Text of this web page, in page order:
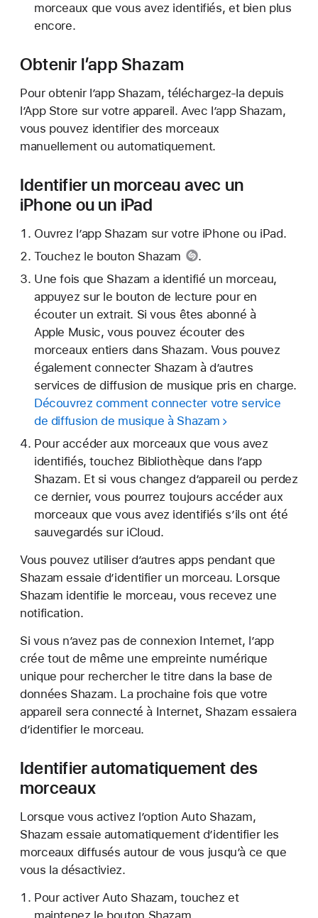
morceaux que vous avez identifiés, et bien plus
encore.
Obtenir l’app Shazam
Pour obtenir l’app Shazam, téléchargez-la depuis
l’App Store sur votre appareil. Avec l’app Shazam,
vous pouvez identifier des morceaux
manuellement ou automatiquement.
Identifier un morceau avec un
iPhone ou un iPad
Ouvrez l’app Shazam sur votre iPhone ou iPad.
Touchez le bouton Shazam
.
Une fois que Shazam a identifié un morceau,
appuyez sur le bouton de lecture pour en
écouter un extrait. Si vous êtes abonné à
Apple Music, vous pouvez écouter des
morceaux entiers dans Shazam. Vous pouvez
également connecter Shazam à d’autres
services de diffusion de musique pris en charge.
Découvrez comment connecter votre service
de diffusion de musique à Shazam
Pour accéder aux morceaux que vous avez
identifiés, touchez Bibliothèque dans l’app
Shazam. Et si vous changez d’appareil ou perdez
ce dernier, vous pourrez toujours accéder aux
morceaux que vous avez identifiés s’ils ont été
sauvegardés sur iCloud.
Vous pouvez utiliser d’autres apps pendant que
Shazam essaie d’identifier un morceau. Lorsque
Shazam identifie le morceau, vous recevez une
notification.
Si vous n’avez pas de connexion Internet, l’app
crée tout de même une empreinte numérique
unique pour rechercher le titre dans la base de
données Shazam. La prochaine fois que votre
appareil sera connecté à Internet, Shazam essaiera
d’identifier le morceau.
Identifier automatiquement des
morceaux
Lorsque vous activez l’option Auto Shazam,
Shazam essaie automatiquement d’identifier les
morceaux diffusés autour de vous jusqu’à ce que
vous la désactiviez.
Pour activer Auto Shazam, touchez et
maintenez le bouton Shazam.